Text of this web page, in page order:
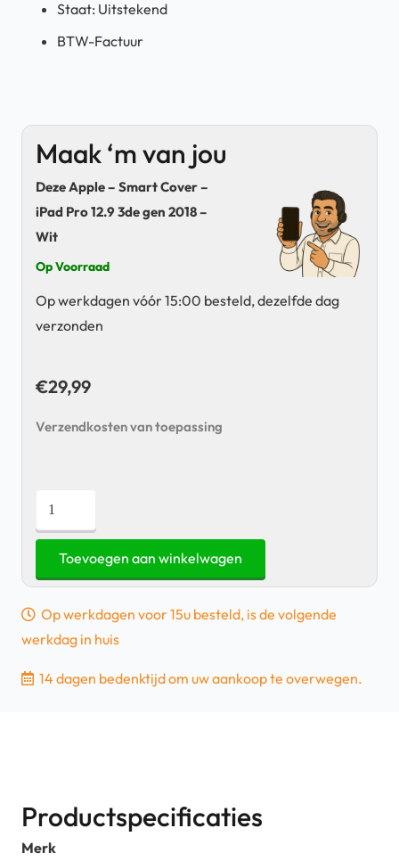
Staat: Uitstekend
BTW-Factuur
Maak ‘m van jou
Deze Apple – Smart Cover –
iPad Pro 12.9 3de gen 2018 –
Wit
Op Voorraad
Op werkdagen vóór 15:00 besteld, dezelfde dag
verzonden
€29,99
Verzendkosten van toepassing
Apple
-
Smart
Cover
iPad
Pro
12.9
aantal
Toevoegen aan winkelwagen
Op werkdagen voor 15u besteld, is de volgende
werkdag in huis
14 dagen bedenktijd om uw aankoop te overwegen.
Productspecificaties
Merk